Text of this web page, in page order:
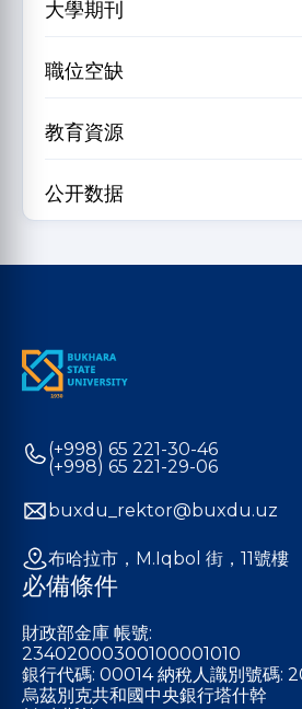
大學期刊
職位空缺
教育資源
公开数据
(+998) 65 221-30-46
(+998) 65 221-29-06
buxdu_rektor@buxdu.uz
布哈拉市，M.Iqbol 街，11號樓
必備條件
財政部金庫 帳號:
23402000300100001010
銀行代碼: 00014 納稅人識別號碼:
烏茲別克共和國中央銀行塔什幹